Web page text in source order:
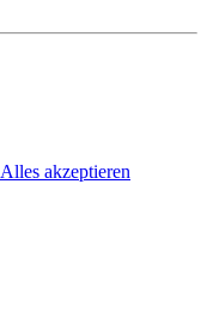
Alles akzeptieren